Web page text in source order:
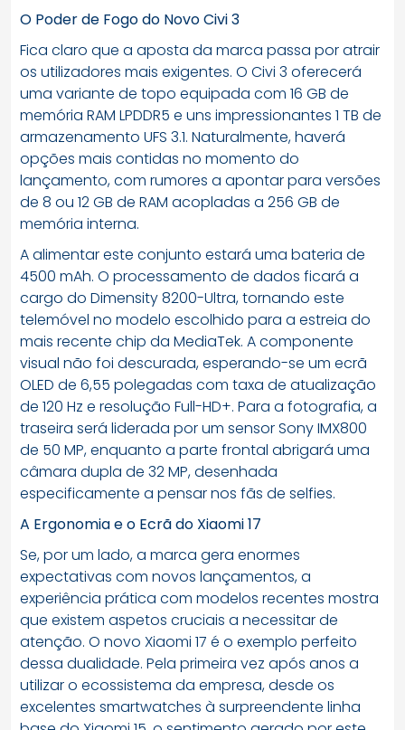
O Poder de Fogo do Novo Civi 3
Fica claro que a aposta da marca passa por atrair
os utilizadores mais exigentes. O Civi 3 oferecerá
uma variante de topo equipada com 16 GB de
memória RAM LPDDR5 e uns impressionantes 1 TB de
armazenamento UFS 3.1. Naturalmente, haverá
opções mais contidas no momento do
lançamento, com rumores a apontar para versões
de 8 ou 12 GB de RAM acopladas a 256 GB de
memória interna.
A alimentar este conjunto estará uma bateria de
4500 mAh. O processamento de dados ficará a
cargo do Dimensity 8200-Ultra, tornando este
telemóvel no modelo escolhido para a estreia do
mais recente chip da MediaTek. A componente
visual não foi descurada, esperando-se um ecrã
OLED de 6,55 polegadas com taxa de atualização
de 120 Hz e resolução Full-HD+. Para a fotografia, a
traseira será liderada por um sensor Sony IMX800
de 50 MP, enquanto a parte frontal abrigará uma
câmara dupla de 32 MP, desenhada
especificamente a pensar nos fãs de selfies.
A Ergonomia e o Ecrã do Xiaomi 17
Se, por um lado, a marca gera enormes
expectativas com novos lançamentos, a
experiência prática com modelos recentes mostra
que existem aspetos cruciais a necessitar de
atenção. O novo Xiaomi 17 é o exemplo perfeito
dessa dualidade. Pela primeira vez após anos a
utilizar o ecossistema da empresa, desde os
excelentes smartwatches à surpreendente linha